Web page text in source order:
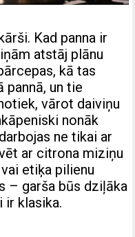
Kad panna ir
atstāj plānu
kā tas
un tie
vārot daiviņu
nonāk
ne tikai ar
ar citrona miziņu
etiķa pilienu
– garša būs dziļāka
ir klasika.